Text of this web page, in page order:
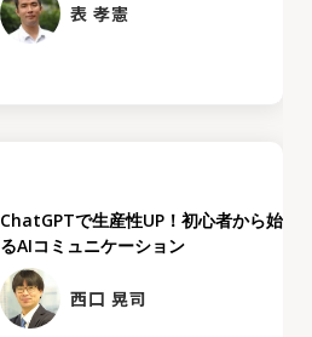
表 孝憲
ChatGPTで生産性UP！初心者から始め
るAIコミュニケーション
西口 晃司